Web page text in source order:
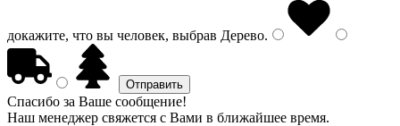
докажите, что вы человек, выбрав Дерево.
Спасибо за Ваше сообщение!
Наш менеджер свяжется с Вами в ближайшее время.